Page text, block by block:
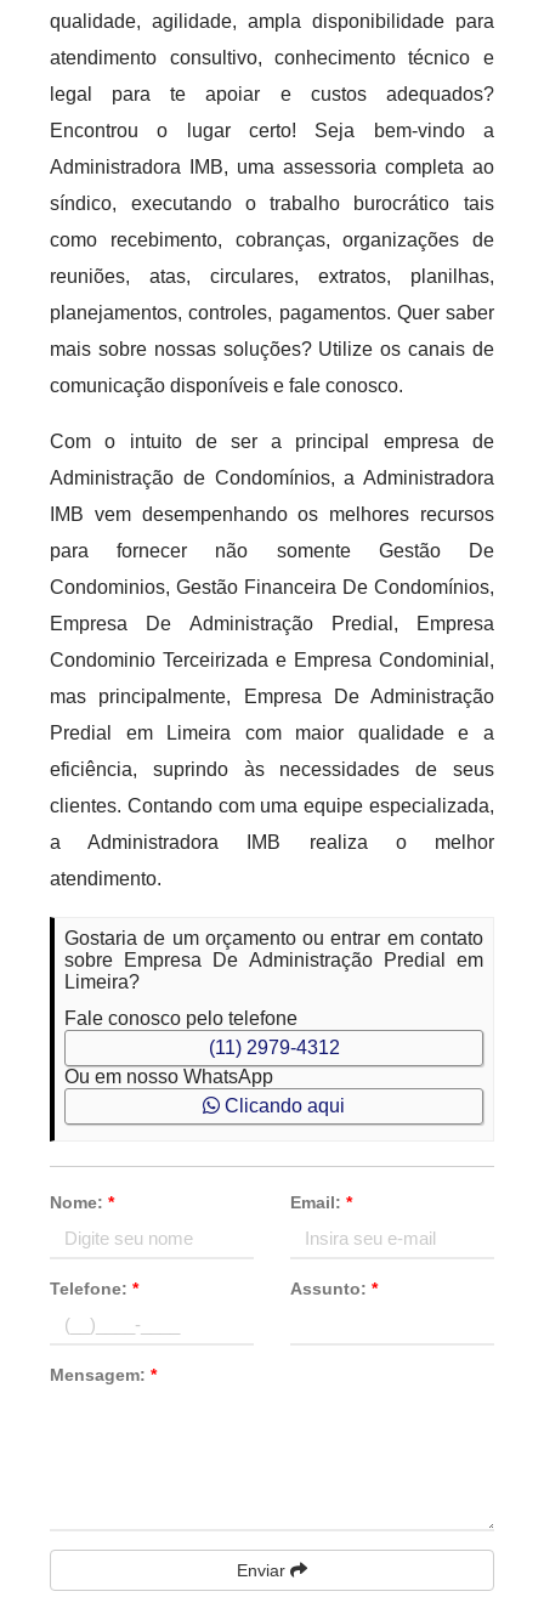
qualidade, agilidade, ampla disponibilidade para
atendimento consultivo, conhecimento técnico e
legal para te apoiar e custos adequados?
Encontrou o lugar certo! Seja bem-vindo a
Administradora IMB, uma assessoria completa ao
síndico, executando o trabalho burocrático tais
como recebimento, cobranças, organizações de
reuniões, atas, circulares, extratos, planilhas,
planejamentos, controles, pagamentos. Quer saber
mais sobre nossas soluções? Utilize os canais de
comunicação disponíveis e fale conosco.
Com o intuito de ser a principal empresa de
Administração de Condomínios, a Administradora
IMB vem desempenhando os melhores recursos
para fornecer não somente Gestão De
Condominios, Gestão Financeira De Condomínios,
Empresa De Administração Predial, Empresa
Condominio Terceirizada e Empresa Condominial,
mas principalmente, Empresa De Administração
Predial em Limeira com maior qualidade e a
eficiência, suprindo às necessidades de seus
clientes. Contando com uma equipe especializada,
a Administradora IMB realiza o melhor
atendimento.
Gostaria de um orçamento ou entrar em contato
sobre Empresa De Administração Predial em
Limeira?
Fale conosco pelo telefone
(11) 2979-4312
Ou em nosso WhatsApp
Clicando aqui
Nome:* Email: *
Telefone:* Assunto: *
Mensagem:*
Enviar